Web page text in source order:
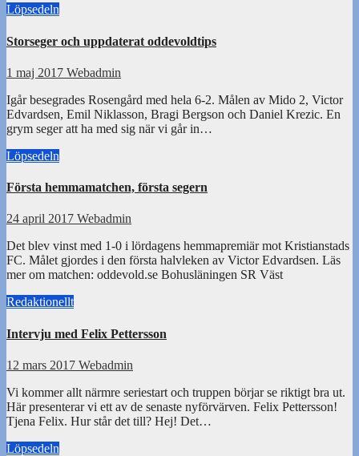
Löpsedeln
Storseger och uppdaterat oddevoldtips
1 maj 2017 Webadmin
Igår besegrades Rosengård med hela 6-2. Målen av Mido 2, Victor
Edvardsen, Emil Niklasson, Bragi Bergson och Daniel Krezic. En
grym seger att ha med sig när vi går in…
Löpsedeln
Första hemmamatchen, första segern
24 april 2017 Webadmin
Det blev vinst med 1-0 i lördagens hemmapremiär mot Kristianstads
FC. Målet gjordes i den första halvleken av Victor Edvardsen. Läs
mer om matchen: oddevold.se Bohusläningen SR Väst
Redaktionellt
Intervju med Felix Pettersson
12 mars 2017 Webadmin
Vi kommer allt närmre seriestart och truppen börjar se riktigt bra ut.
Här presenterar vi ett av de senaste nyförvärven. Felix Pettersson!
Tjena Felix. Hur står det till? Hej! Det…
Löpsedeln